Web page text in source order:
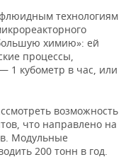
технологиям
химию»: ей
процессы,
1 кубометр в час, или
возможность
что направлено на
Модульные
200 тонн в год.